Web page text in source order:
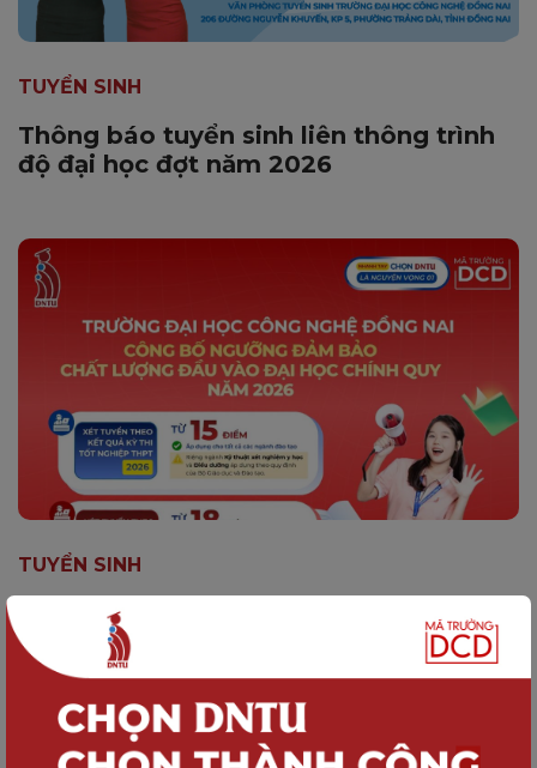
TUYỂN SINH
Thông báo tuyển sinh liên thông trình
độ đại học đợt năm 2026
TUYỂN SINH
TRƯỜNG ĐẠI HỌC CÔNG NGHỆ ĐỒNG
NAI CÔNG BỐ ĐIỂM SÀN XÉT TUYỂN
ĐẠI HỌC CHÍNH QUY NĂM 2026